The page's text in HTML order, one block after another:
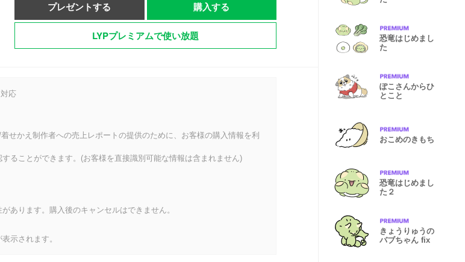
プレゼントする 購入する
LYPプレミアムで使い放題
応
せかえ制作者への売上レポートの提供のために、お客様の購入情報を利
ることができます。(お客様を直接識別可能な情報は含まれません)
あります。購入後のキャンセルはできません。
示されます。
恐竜はじめまし
た
ぽこさんからひ
とこと
おこめのきもち
恐竜はじめまし
た２
きょうりゅうの
バブちゃん fix